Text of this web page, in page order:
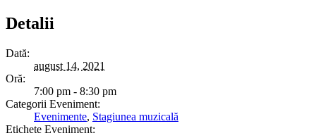
Detalii
Dată:
august 14, 2021
Oră:
7:00 pm - 8:30 pm
Categorii Eveniment:
Evenimente, Stagiunea muzicală
Etichete Eveniment: